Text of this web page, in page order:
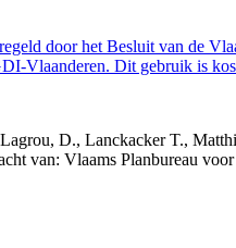
door het Besluit van de
Vlaanderen. Dit gebruik is
D., Lanckacker T.,
van: Vlaams Planbureau